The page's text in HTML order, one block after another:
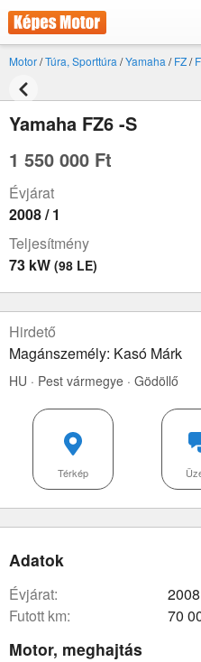
Motor/Túra, Sporttúra /Yamaha /FZ/
Yamaha FZ6 -S
1 550 000 Ft
Évjárat
2008 / 1
Teljesítmény
73 kW (98 LE)
Hirdető
Magánszemély: Kasó Márk
HU · Pest vármegye · Gödöllő
Térkép
Adatok
évjárat:
futott km:
70
Motor, meghajtás